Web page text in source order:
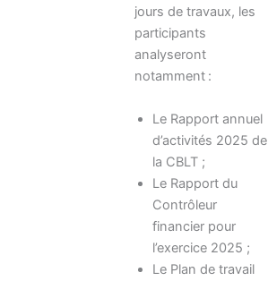
jours de travaux, les
participants
analyseront
notamment :
Le Rapport annuel
d’activités 2025 de
la CBLT ;
Le Rapport du
Contrôleur
financier pour
l’exercice 2025 ;
Le Plan de travail